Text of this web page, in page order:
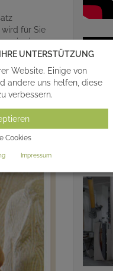
für Sie
wir einen
einfließen
der
Material
Ihnen unser
UNTERSTÜTZUNG
Website. Einige von
andere uns helfen, diese
verbessern.
Cookies
Impressum